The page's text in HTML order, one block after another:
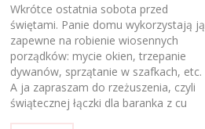
Wkrótce ostatnia sobota przed
świętami. Panie domu wykorzystają ją
zapewne na robienie wiosennych
porządków: mycie okien, trzepanie
dywanów, sprzątanie w szafkach, etc.
A ja zapraszam do rzeżuszenia, czyli
świątecznej łączki dla baranka z cu